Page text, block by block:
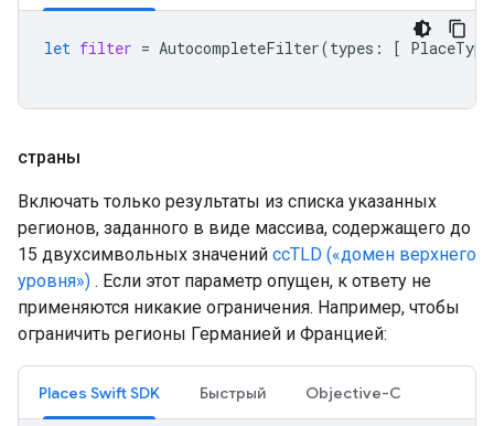
let filter = AutocompleteFilter(types : [ PlaceType
страны
Включать только результаты из списка указанных
регионов, заданного в виде массива, содержащего до
15 двухсимвольных значений ccTLD («домен верхнего
уровня») . Если этот параметр опущен, к ответу не
применяются никакие ограничения. Например, чтобы
ограничить регионы Германией и Францией:
Places Swift SDK Быстрый Objective-C